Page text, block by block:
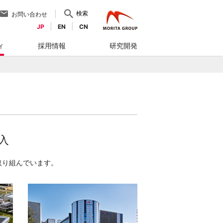
お問い合わせ
検索
JP
EN CN
採用情報 研究開発
組んでいます。